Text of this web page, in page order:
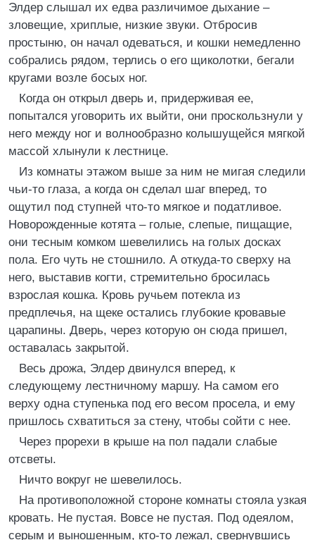
Элдер слышал их едва различимое дыхание –
зловещие, хриплые, низкие звуки. Отбросив
простыню, он начал одеваться, и кошки немедленно
собрались рядом, терлись о его щиколотки, бегали
кругами возле босых ног.
Когда он открыл дверь и, придерживая ее,
попытался уговорить их выйти, они проскользнули у
него между ног и волнообразно колышущейся мягкой
массой хлынули к лестнице.
Из комнаты этажом выше за ним не мигая следили
чьи-то глаза, а когда он сделал шаг вперед, то
ощутил под ступней что-то мягкое и податливое.
Новорожденные котята – голые, слепые, пищащие,
они тесным комком шевелились на голых досках
пола. Его чуть не стошнило. А откуда-то сверху на
него, выставив когти, стремительно бросилась
взрослая кошка. Кровь ручьем потекла из
предплечья, на щеке остались глубокие кровавые
царапины. Дверь, через которую он сюда пришел,
оставалась закрытой.
Весь дрожа, Элдер двинулся вперед, к
следующему лестничному маршу. На самом его
верху одна ступенька под его весом просела, и ему
пришлось схватиться за стену, чтобы сойти с нее.
Через прорехи в крыше на пол падали слабые
отсветы.
Ничто вокруг не шевелилось.
На противоположной стороне комнаты стояла узкая
кровать. Не пустая. Вовсе не пустая. Под одеялом,
серым и выношенным, кто-то лежал, свернувшись